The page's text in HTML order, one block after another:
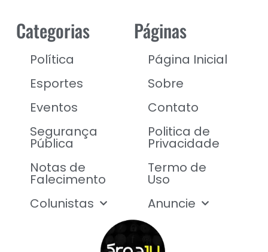
Categorias
Política
Esportes
Eventos
Segurança
Pública
Notas de
Falecimento
Colunistas
Páginas
Página Inicial
Sobre
Contato
Politica de
Privacidade
Termo de
Uso
Anuncie